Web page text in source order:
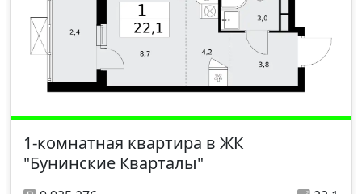
1-комнатная квартира в ЖК
"Бунинские Кварталы"